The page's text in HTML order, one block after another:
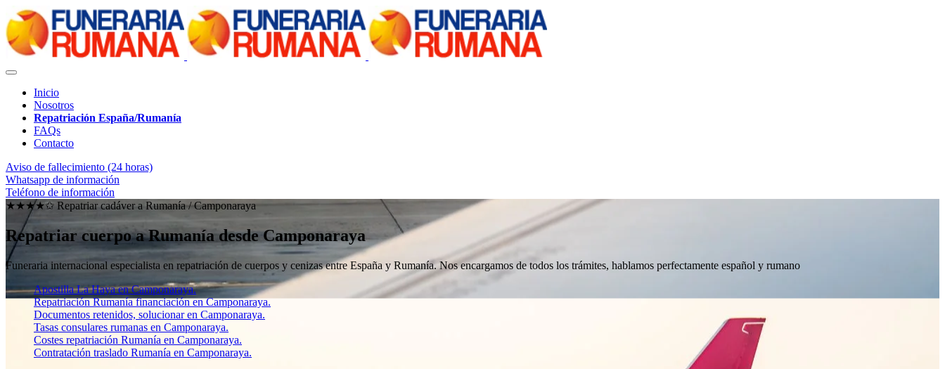
Inicio
Nosotros
Repatriación España/Rumanía
FAQs
Contacto
Aviso de fallecimiento (24 horas)
Whatsapp de información
Teléfono de información
★★★★✩ Repatriar cadáver a Rumanía /Camponaraya
Repatriar cuerpo a Rumanía desde Camponaraya
Funeraria internacional especialista en repatriación de cuerpos y cenizas entre España y Rumanía. Nos encargamos de todos los trámites, hablamos perfectamente español y rumano
Apostilla La Haya en Camponaraya.
Repatriación Rumanía financiación en Camponaraya.
Documentos retenidos, solucionar en Camponaraya.
Tasas consulares rumanas en Camponaraya.
Costes repatriación Rumanía en Camponaraya.
Contratación traslado Rumanía en Camponaraya.